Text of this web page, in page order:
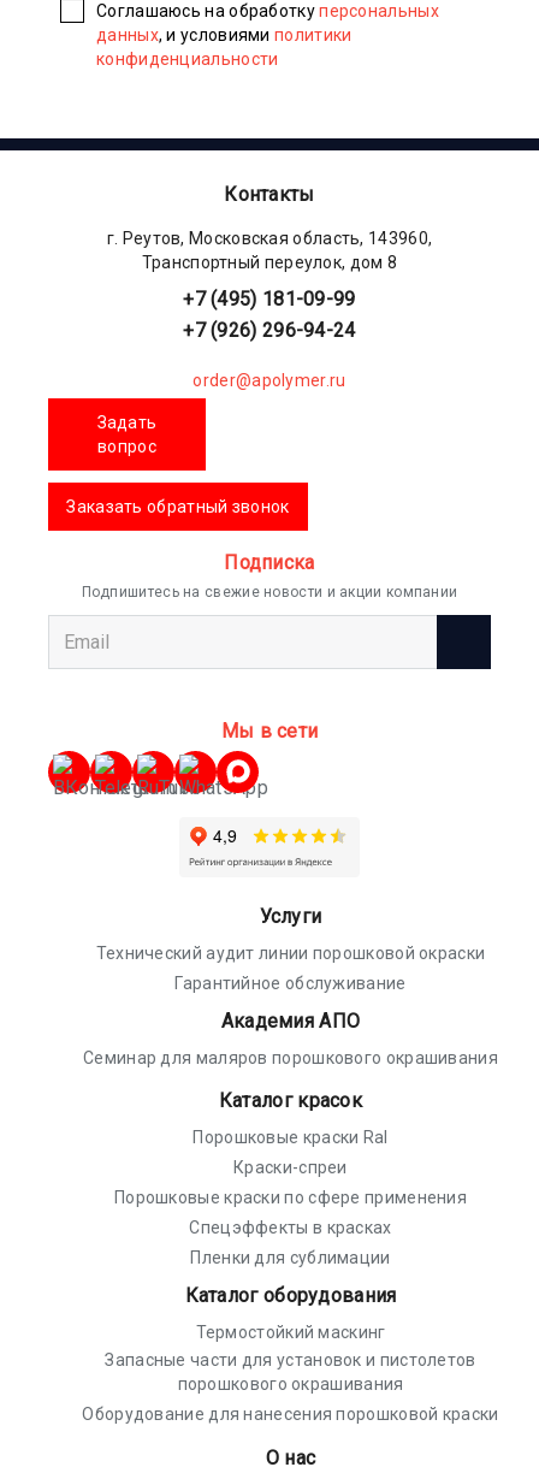
Соглашаюсь на обработкуперсональных
данных, и условиямиполитики
конфиденциальности
Контакты
г. Реутов, Московская область, 143960,
Транспортный переулок, дом 8
+7 (495) 181-09-99
+7 (926) 296-94-24
order@apolymer.ru
Задать
вопрос
Заказать обратный звонок
Подписка
Подпишитесь на свежие новости и акции компании
Мы в сети
Услуги
Технический аудит линии порошковой окраски
Гарантийное обслуживание
Академия АПО
Семинар для маляров порошкового окрашивания
Каталог красок
Порошковые краски Ral
Краски-спреи
Порошковые краски по сфере применения
Спецэффекты в красках
Пленки для сублимации
Каталог оборудования
Термостойкий маскинг
Запасные части для установок и пистолетов
порошкового окрашивания
Оборудование для нанесения порошковой краски
О нас